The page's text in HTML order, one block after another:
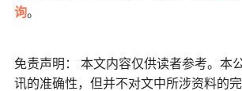
询。
免责声明： 本文内容仅供读者参考。本
讯的准确性，但并不对文中所涉资料的